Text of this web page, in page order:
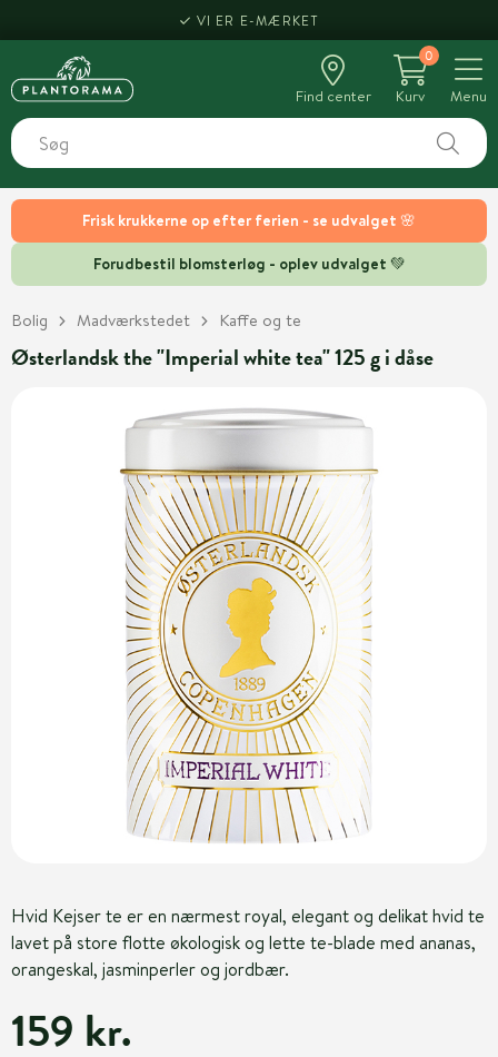
Frisk krukkerne op efter ferien - se udvalget 🌸
Forudbestil blomsterløg - oplev udvalget 💚
VI ER E-MÆRKET
Find center
0
Kurv
Menu
Bolig Madværkstedet Kaffe og te
Østerlandsk the "Imperial white tea" 125 g i dåse
Hvid Kejser te er en nærmest royal, elegant og delikat hvid te
lavet på store flotte økologisk og lette te-blade med ananas,
orangeskal, jasminperler og jordbær.
159 kr.